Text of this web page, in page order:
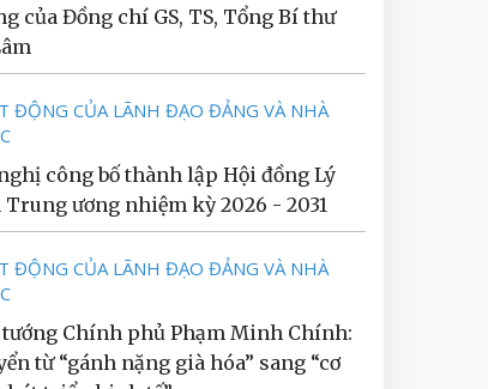
của Đồng chí GS, TS, Tổng Bí thư
ĐỘNG CỦA LÃNH ĐẠO ĐẢNG VÀ NHÀ
công bố thành lập Hội đồng Lý
ương nhiệm kỳ 2026 - 2031
ĐỘNG CỦA LÃNH ĐẠO ĐẢNG VÀ NHÀ
Chính phủ Phạm Minh Chính:
từ “gánh nặng già hóa” sang “cơ